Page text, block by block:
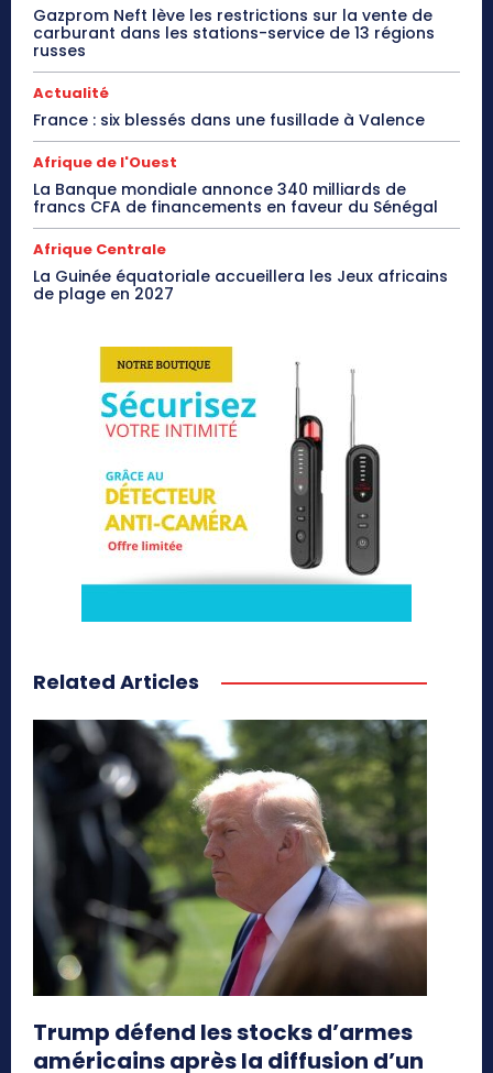
Gazprom Neft lève les restrictions sur la vente de
carburant dans les stations-service de 13 régions
russes
Actualité
France : six blessés dans une fusillade à Valence
Afrique de l'Ouest
La Banque mondiale annonce 340 milliards de
francs CFA de financements en faveur du Sénégal
Afrique Centrale
La Guinée équatoriale accueillera les Jeux africains
de plage en 2027
Related Articles
Trump défend les stocks d’armes
américains après la diffusion d’un